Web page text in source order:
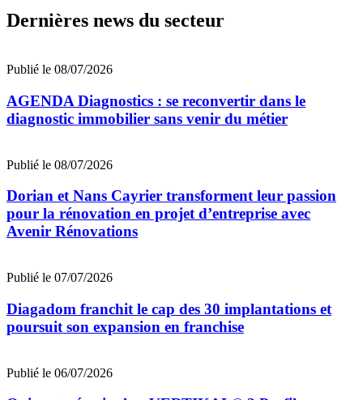
Dernières news du secteur
Publié le 08/07/2026
AGENDA Diagnostics : se reconvertir dans le
diagnostic immobilier sans venir du métier
Publié le 08/07/2026
Dorian et Nans Cayrier transforment leur passion
pour la rénovation en projet d’entreprise avec
Avenir Rénovations
Publié le 07/07/2026
Diagadom franchit le cap des 30 implantations et
poursuit son expansion en franchise
Publié le 06/07/2026